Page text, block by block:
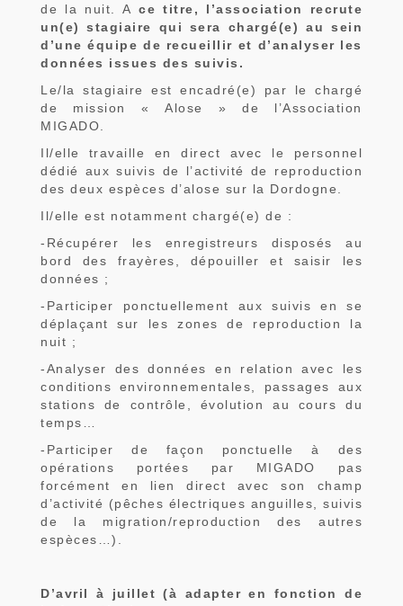
de la nuit. A ce titre, l’association recrute
un(e) stagiaire qui sera chargé(e) au sein
d’une équipe de recueillir et d’analyser les
données issues des suivis.
Le/la stagiaire est encadré(e) par le chargé
de mission « Alose » de l’Association
MIGADO.
Il/elle travaille en direct avec le personnel
dédié aux suivis de l’activité de reproduction
des deux espèces d’alose sur la Dordogne.
Il/elle est notamment chargé(e) de :
-Récupérer les enregistreurs disposés au
bord des frayères, dépouiller et saisir les
données ;
-Participer ponctuellement aux suivis en se
déplaçant sur les zones de reproduction la
nuit ;
-Analyser des données en relation avec les
conditions environnementales, passages aux
stations de contrôle, évolution au cours du
temps…
-Participer de façon ponctuelle à des
opérations portées par MIGADO pas
forcément en lien direct avec son champ
d’activité (pêches électriques anguilles, suivis
de la migration/reproduction des autres
espèces…).
D’avril à juillet (à adapter en fonction de